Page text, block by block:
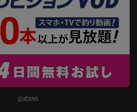
公式SNS